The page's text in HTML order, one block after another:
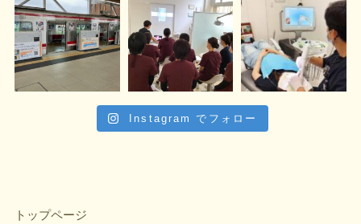
Instagram でフォロー
トップページ